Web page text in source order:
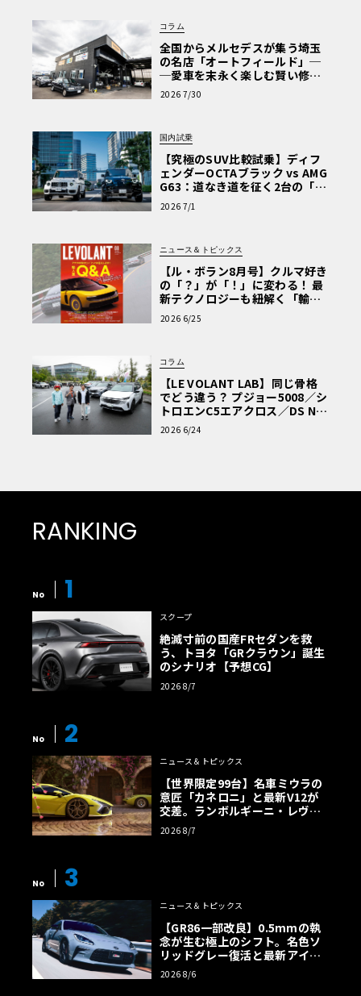
コラム
全国からメルセデスが集う埼玉
の名店「オートフィールド」─
─愛車を末永く楽しむ賢い修理
術と、プロがフックス製オイル
を選ぶ理由〈PR〉
2026 7/30
国内試乗
【究極のSUV比較試乗】ディフ
ェンダーOCTAブラック vs AMG
G63：道なき道を征く2台の「対
極的アプローチ」
2026 7/1
ニュース＆トピックス
【ル・ボラン8月号】クルマ好き
の「？」が「！」に変わる！ 最
新テクノロジーも紐解く「輸入
車Q&A」
2026 6/25
コラム
【LE VOLANT LAB】同じ骨格
でどう違う？ プジョー5008／シ
トロエンC5エアクロス／DS Nº4
読者一気乗りレポート
2026 6/24
RANKING
No 1
スクープ
絶滅寸前の国産FRセダンを救
う、トヨタ「GRクラウン」誕生
のシナリオ【予想CG】
2026 8/7
No 2
ニュース＆トピックス
【世界限定99台】名車ミウラの
意匠「カネロニ」と最新V12が
交差。ランボルギーニ・レヴエ
ルトに60周年記念車が登場
2026 8/7
No 3
ニュース＆トピックス
【GR86一部改良】0.5mmの執
念が生む極上のシフト。名色ソ
リッドグレー復活と最新アイサ
イトでFRの極みへ
2026 8/6